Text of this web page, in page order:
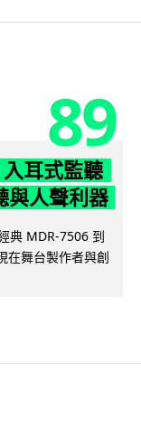
89
耳式監聽
與人聲利器
典 MDR-7506 到
在舞台製作者與創